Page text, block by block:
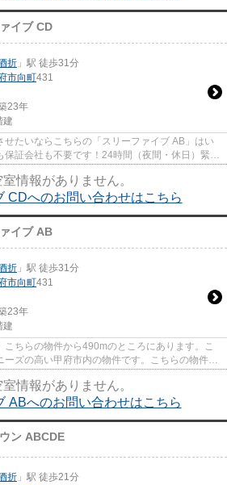
イブ CD
折 」駅 徒歩31分
市向町431
23年
建
せたいならこちらの「スリーファイブ AB」はい
証会社も不要です！24時間（夜間・休日）緊急
情報がありません。
CDへのお問い合わせはこちら
イブ AB
折 」駅 徒歩31分
市向町431
23年
建
ちらの物件から490mのところにあります。こ
ーズの高い甲府市内の物件です。こちらの物件の
情報がありません。
ABへのお問い合わせはこちら
ン ABCDE
折 」駅 徒歩21分